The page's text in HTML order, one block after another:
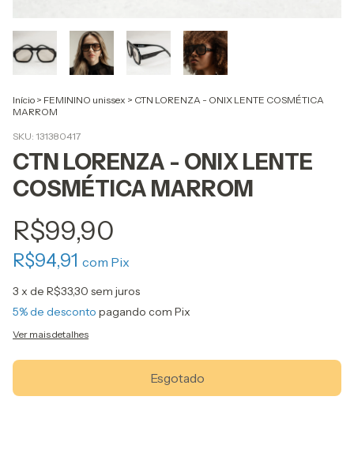
Início > FEMININO unissex > CTN LORENZA - ONIX LENTE COSMÉTICA
MARROM
SKU: 131380417
CTN LORENZA - ONIX LENTE
COSMÉTICA MARROM
R$99,90
R$94,91 com Pix
3 x de R$33,30 sem juros
5% de desconto pagando com Pix
Ver mais detalhes